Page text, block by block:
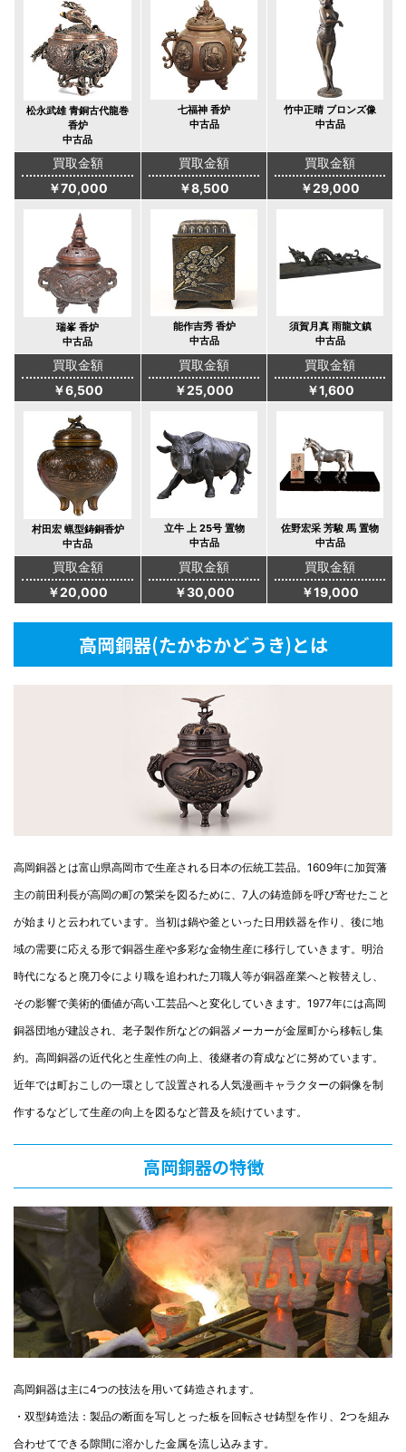
松永武雄 青銅古代龍巻
香炉
中古品
七福神 香炉
中古品
竹中正晴 ブロンズ像
中古品
買取金額
￥70,000
買取金額
￥8,500
買取金額
￥29,000
瑞峯 香炉
中古品
能作吉秀 香炉
中古品
須賀月真 雨龍文鎮
中古品
買取金額
￥6,500
買取金額
￥25,000
買取金額
￥1,600
村田宏 蝋型鋳銅香炉
中古品
立牛 上 25号 置物
中古品
佐野宏采 芳駿 馬 置物
中古品
買取金額
￥20,000
買取金額
￥30,000
買取金額
￥19,000
高岡銅器(たかおかどうき)とは
高岡銅器とは富山県高岡市で生産される日本の伝統工芸品。1609年に加賀藩
主の前田利長が高岡の町の繁栄を図るために、7人の鋳造師を呼び寄せたこと
が始まりと云われています。当初は鍋や釜といった日用鉄器を作り、後に地
域の需要に応える形で銅器生産や多彩な金物生産に移行していきます。明治
時代になると廃刀令により職を追われた刀職人等が銅器産業へと鞍替えし、
その影響で美術的価値が高い工芸品へと変化していきます。1977年には高岡
銅器団地が建設され、老子製作所などの銅器メーカーが金屋町から移転し集
約。高岡銅器の近代化と生産性の向上、後継者の育成などに努めています。
近年では町おこしの一環として設置される人気漫画キャラクターの銅像を制
作するなどして生産の向上を図るなど普及を続けています。
高岡銅器の特徴
高岡銅器は主に4つの技法を用いて鋳造されます。
・双型鋳造法：製品の断面を写しとった板を回転させ鋳型を作り、2つを組み
合わせてできる隙間に溶かした金属を流し込みます。